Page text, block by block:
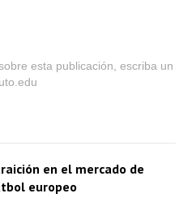
esta publicación, escriba un
en el mercado de
europeo